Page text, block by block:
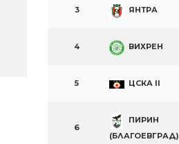
3 ЯНТРА
4 ВИХРЕН
5 ЦСКА II
6
ПИРИН
(БЛАГОЕВГРАД)